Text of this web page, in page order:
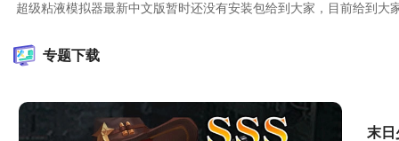
超级粘液模拟器最新中文版暂时还没有安装包给到大家，目前给到大
专题下载
末日